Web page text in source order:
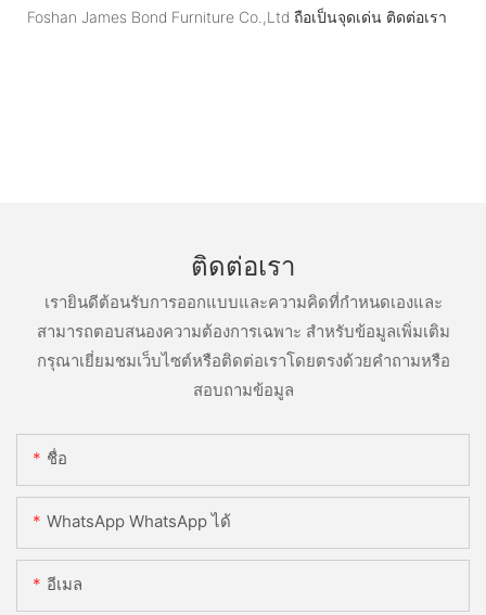
Foshan James Bond Furniture Co.,Ltd ถือเป็นจุดเด่น ติดต่อเรา
ติดต่อเรา
เรายินดีต้อนรับการออกแบบและความคิดที่กำหนดเองและ
สามารถตอบสนองความต้องการเฉพาะ สำหรับข้อมูลเพิ่มเติม
กรุณาเยี่ยมชมเว็บไซต์หรือติดต่อเราโดยตรงด้วยคำถามหรือ
สอบถามข้อมูล
ชื่อ
WhatsApp WhatsApp ได้
อีเมล